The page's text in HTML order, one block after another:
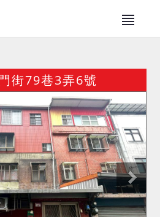
街79巷3弄6號